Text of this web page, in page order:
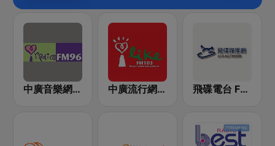
中廣音樂網 i Radio FM96.3 中廣流行網 I like radio 飛碟電台 FM92.1